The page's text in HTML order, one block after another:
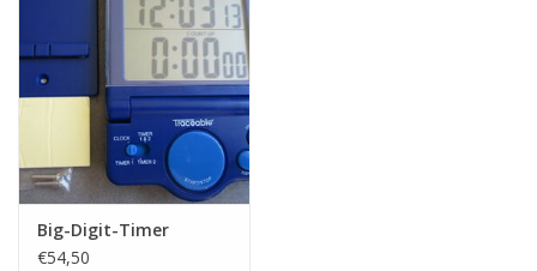
Big-Digit-Timer
€54,50